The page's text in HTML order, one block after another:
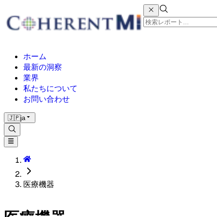
ホーム
最新の洞察
業界
私たちについて
お問い合わせ
🇯🇵ja
医療機器